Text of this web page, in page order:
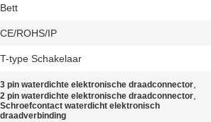
Bett
CE/ROHS/IP
T-type Schakelaar
3 pin waterdichte elektronische draadconnector,
2 pin waterdichte elektronische draadconnector,
Schroefcontact waterdicht elektronisch
draadverbinding